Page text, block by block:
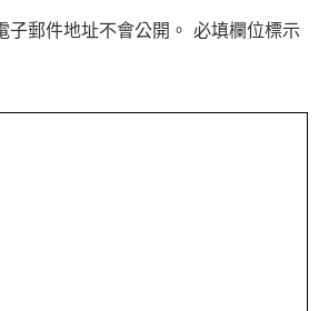
郵件地址不會公開。 必填欄位標示